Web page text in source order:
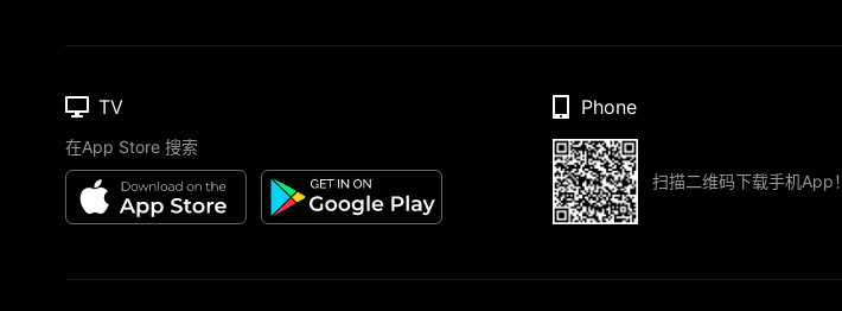
TV
在App Store 搜索
Phone
扫描二维码下载手机App！